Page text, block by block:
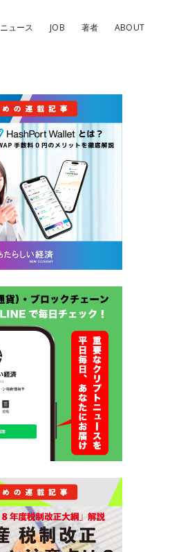
ニュース JOB 著者 ABOUT